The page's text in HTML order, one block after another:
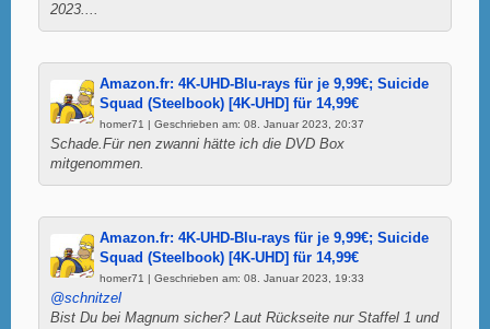
2023....
Amazon.fr: 4K-UHD-Blu-rays für je 9,99€; Suicide
Squad (Steelbook) [4K-UHD] für 14,99€
homer71 | Geschrieben am: 08. Januar 2023, 20:37
Schade.Für nen zwanni hätte ich die DVD Box
mitgenommen.
Amazon.fr: 4K-UHD-Blu-rays für je 9,99€; Suicide
Squad (Steelbook) [4K-UHD] für 14,99€
homer71 | Geschrieben am: 08. Januar 2023, 19:33
@schnitzel
Bist Du bei Magnum sicher? Laut Rückseite nur Staffel 1 und